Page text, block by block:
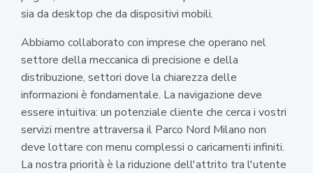
sia da desktop che da dispositivi mobili.
Abbiamo collaborato con imprese che operano nel
settore della meccanica di precisione e della
distribuzione, settori dove la chiarezza delle
informazioni è fondamentale. La navigazione deve
essere intuitiva: un potenziale cliente che cerca i vostri
servizi mentre attraversa il Parco Nord Milano non
deve lottare con menu complessi o caricamenti infiniti.
La nostra priorità è la riduzione dell'attrito tra l'utente